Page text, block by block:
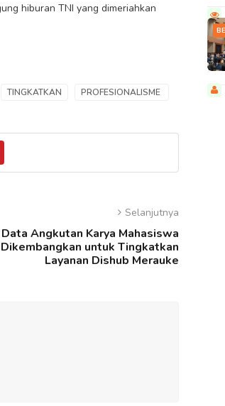
hiburan TNI yang dimeriahkan
TINGKATKAN PROFESIONALISME
Selanjutnya
Angkutan Karya Mahasiswa
untuk Tingkatkan
Layanan Dishub Merauke